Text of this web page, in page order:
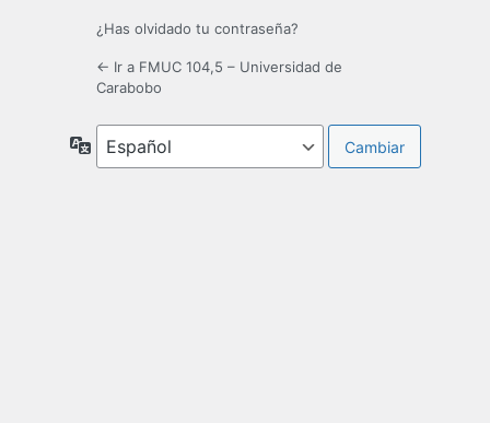
¿Has olvidado tu contraseña?
← Ir a FMUC 104,5 – Universidad de
Carabobo
Idioma